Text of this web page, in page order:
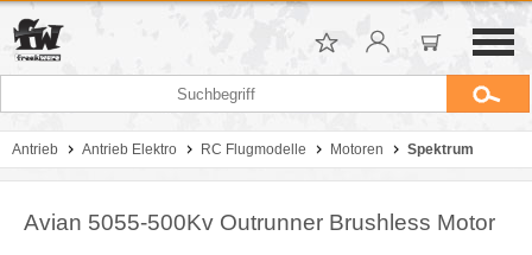
Antrieb Antrieb Elektro RC Flugmodelle Motoren Spektrum
Avian 5055-500Kv Outrunner Brushless Motor